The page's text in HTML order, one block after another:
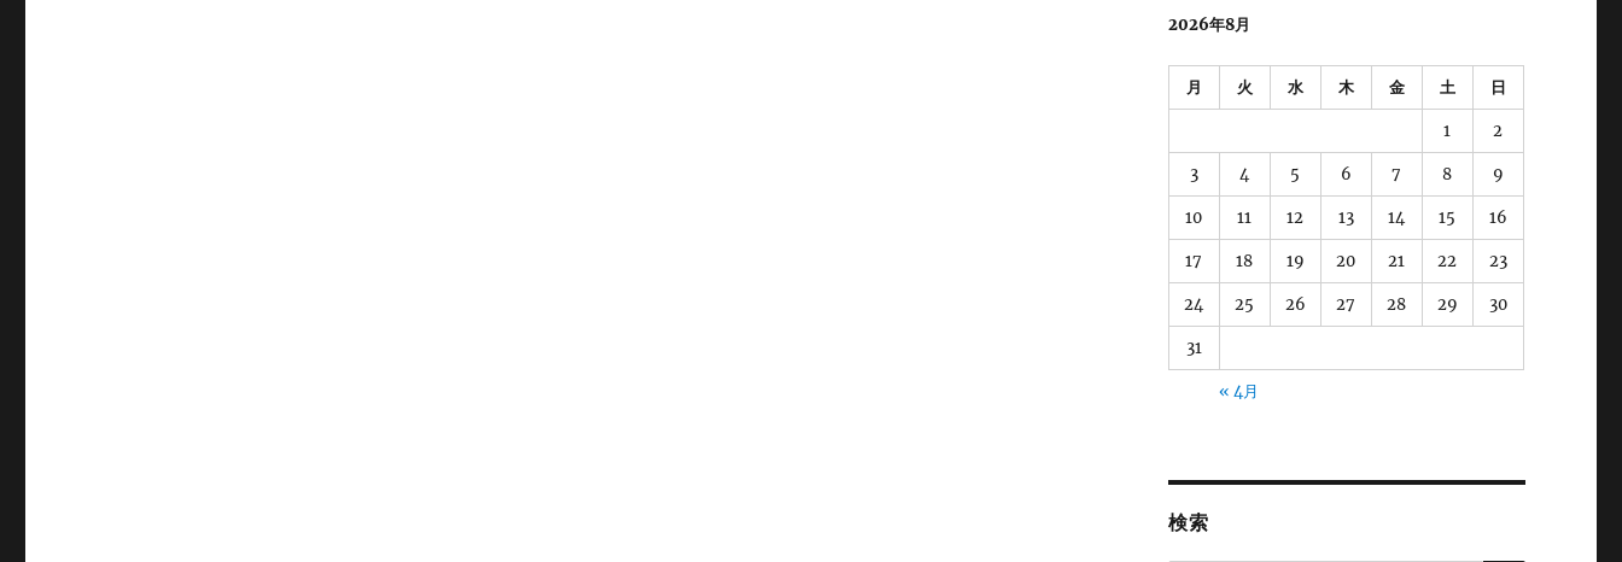
2026年8月
月 火 水 木 金 土 日
1 2
3 4 5 6 7 8 9
10 11 12 13 14 15 16
17 18 19 20 21 22 23
24 25 26 27 28 29 30
31
« 4月
検索